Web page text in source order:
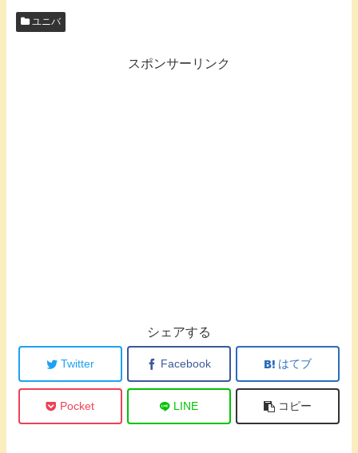
ユニバ
スポンサーリンク
シェアする
Twitter Facebook はてブ
Pocket LINE コピー